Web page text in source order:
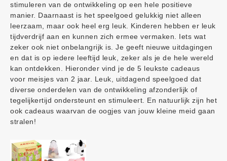
stimuleren van de ontwikkeling op een hele positieve
manier. Daarnaast is het speelgoed gelukkig niet alleen
leerzaam, maar ook heel erg leuk. Kinderen hebben er leuk
tijdverdrijf aan en kunnen zich ermee vermaken. Iets wat
zeker ook niet onbelangrijk is. Je geeft nieuwe uitdagingen
en dat is op iedere leeftijd leuk, zeker als je de hele wereld
kan ontdekken. Hieronder vind je de 5 leukste cadeaus
voor meisjes van 2 jaar. Leuk, uitdagend speelgoed dat
diverse onderdelen van de ontwikkeling afzonderlijk of
tegelijkertijd ondersteunt en stimuleert. En natuurlijk zijn het
ook cadeaus waarvan de oogjes van jouw kleine meid gaan
stralen!